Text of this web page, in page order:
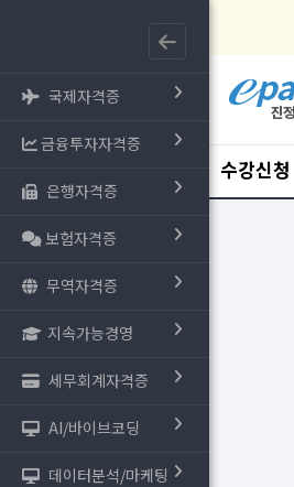
국제자격증
금융투자자격증
은행자격증
보험자격증
무역자격증
지속가능경영
세무회계자격증
AI/바이브코딩
데이터분석/마케팅
수강신청